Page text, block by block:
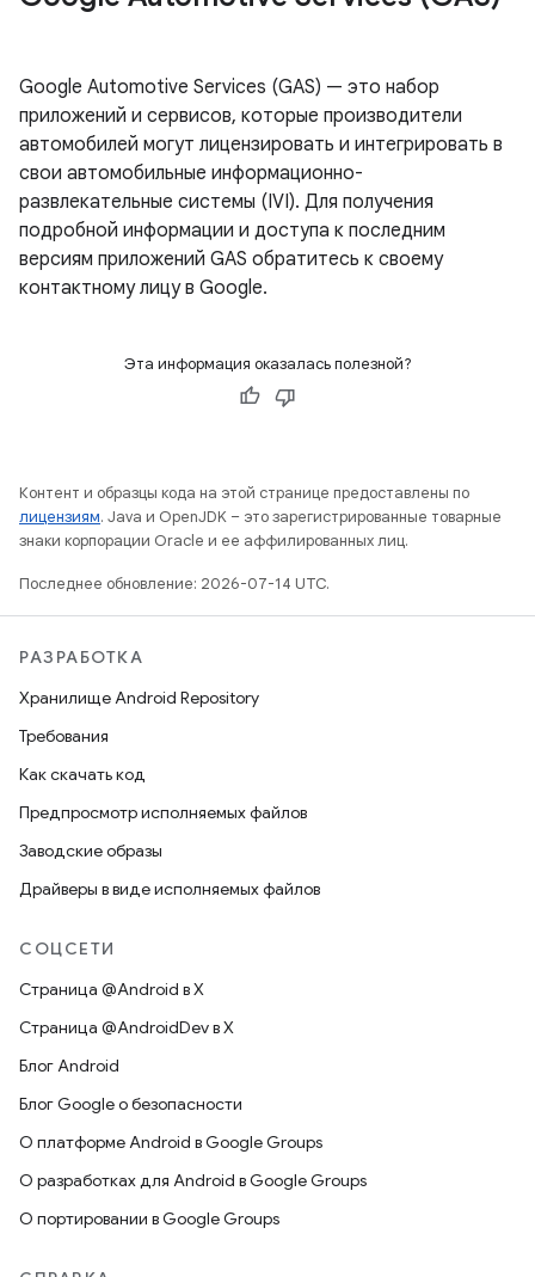
Google Automotive Services (GAS) — это набор
приложений и сервисов, которые производители
автомобилей могут лицензировать и интегрировать в
свои автомобильные информационно-
развлекательные системы (IVI). Для получения
подробной информации и доступа к последним
версиям приложений GAS обратитесь к своему
контактному лицу в Google.
Эта информация оказалась полезной?
Контент и образцы кода на этой странице предоставлены по
лицензиям. Java и OpenJDK – это зарегистрированные товарные
знаки корпорации Oracle и ее аффилированных лиц.
Последнее обновление: 2026-07-14 UTC.
РАЗРАБОТКА
Хранилище Android Repository
Требования
Как скачать код
Предпросмотр исполняемых файлов
Заводские образы
Драйверы в виде исполняемых файлов
СОЦСЕТИ
Страница @Android в X
Страница @AndroidDev в X
Блог Android
Блог Google о безопасности
О платформе Android в Google Groups
О разработках для Android в Google Groups
О портировании в Google Groups